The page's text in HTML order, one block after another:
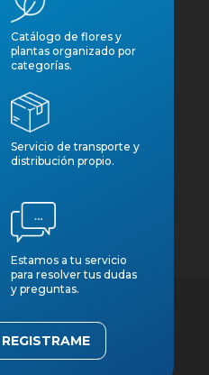
ROSES
Catálogo de flores y
plantas organizado por
categorías.
Servicio de transporte y
distribución propio.
Estamos a tu servicio
para resolver tus dudas
y preguntas.